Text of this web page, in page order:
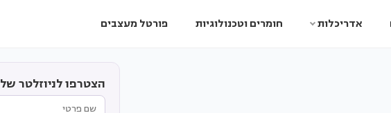
אדריכלות חומרים וטכנולוגיות פורטל מעצבים
הצטרפו לניוזלטר של